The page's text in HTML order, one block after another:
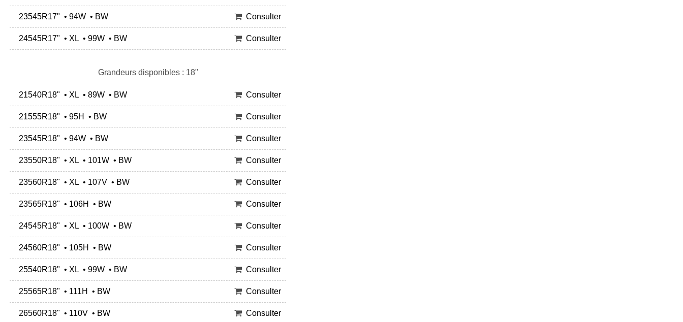
23545R17" • 94W • BW Consulter
24545R17" • XL • 99W • BW Consulter
Grandeurs disponibles : 18"
21540R18" • XL • 89W • BW Consulter
21555R18" • 95H • BW Consulter
23545R18" • 94W • BW Consulter
23550R18" • XL • 101W • BW Consulter
23560R18" • XL • 107V • BW Consulter
23565R18" • 106H • BW Consulter
24545R18" • XL • 100W • BW Consulter
24560R18" • 105H • BW Consulter
25540R18" • XL • 99W • BW Consulter
25565R18" • 111H • BW Consulter
26560R18" • 110V • BW Consulter